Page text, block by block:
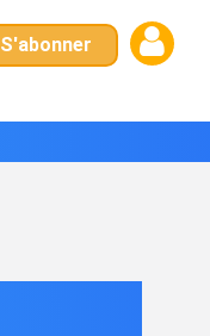
S'abonner